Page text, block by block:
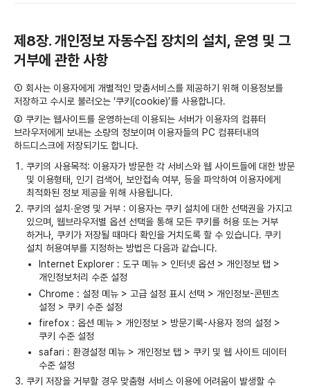
제8장. 개인정보 자동수집 장치의 설치, 운영 및 그
거부에 관한 사항
① 회사는 이용자에게 개별적인 맞춤서비스를 제공하기 위해 이용정보를
저장하고 수시로 불러오는 ‘쿠키(cookie)’를 사용합니다.
② 쿠키는 웹사이트를 운영하는데 이용되는 서버가 이용자의 컴퓨터
브라우저에게 보내는 소량의 정보이며 이용자들의 PC 컴퓨터내의
하드디스크에 저장되기도 합니다.
쿠키의 사용목적: 이용자가 방문한 각 서비스와 웹 사이트들에 대한 방문
및 이용형태, 인기 검색어, 보안접속 여부, 등을 파악하여 이용자에게
최적화된 정보 제공을 위해 사용됩니다.
쿠키의 설치∙운영 및 거부 : 이용자는 쿠키 설치에 대한 선택권을 가지고
있으며, 웹브라우저별 옵션 선택을 통해 모든 쿠키를 허용 또는 거부
하거나, 쿠키가 저장될 때마다 확인을 거치도록 할 수 있습니다. 쿠키
설치 허용여부를 지정하는 방법은 다음과 같습니다.
Internet Explorer : 도구 메뉴 > 인터넷 옵션 > 개인정보 탭 >
개인정보처리 수준 설정
Chrome : 설정 메뉴 > 고급 설정 표시 선택 > 개인정보-콘텐츠
설정 > 쿠키 수준 설정
firefox : 옵션 메뉴 > 개인정보 > 방문기록-사용자 정의 설정 >
쿠키 수준 설정
safari : 환경설정 메뉴 > 개인정보 탭 > 쿠키 및 웹 사이트 데이터
수준 설정
쿠키 저장을 거부할 경우 맞춤형 서비스 이용에 어려움이 발생할 수